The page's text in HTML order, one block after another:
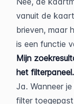
vanuit de
brieven, maar
is een functie
Mijn
het
Ja. Wanneer
filter